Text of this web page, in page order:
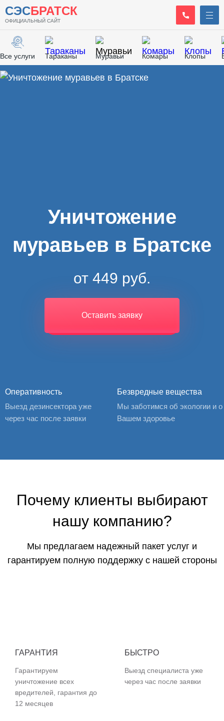
СЭСБРАТСК
ОФИЦИАЛЬНЫЙ САЙТ
Все услуги Тараканы Муравьи Комары Клопы
Уничтожение
муравьев в Братске
от 449 руб.
Оставить заявку
Оперативность
Выезд дезинсектора уже
через час после заявки
Безвредные вещества
Мы заботимся об экологии и о
Вашем здоровье
Почему клиенты выбирают
нашу компанию?
Мы предлагаем надежный пакет услуг и
гарантируем полную поддержку с нашей стороны
ГАРАНТИЯ
Гарантируем
уничтожение всех
вредителей, гарантия до
12 месяцев
БЫСТРО
Выезд специалиста уже
через час после заявки